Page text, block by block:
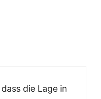
die Lage in